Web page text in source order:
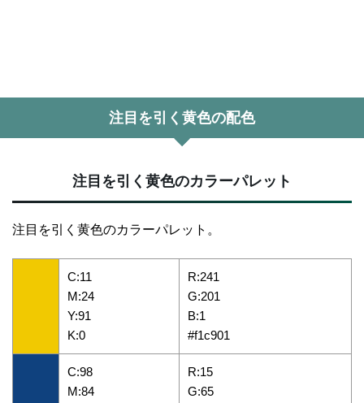
注目を引く黄色の配色
注目を引く黄色のカラーパレット
注目を引く黄色のカラーパレット。
C:11
M:24
Y:91
K:0
R:241
G:201
B:1
#f1c901
C:98
M:84
R:15
G:65